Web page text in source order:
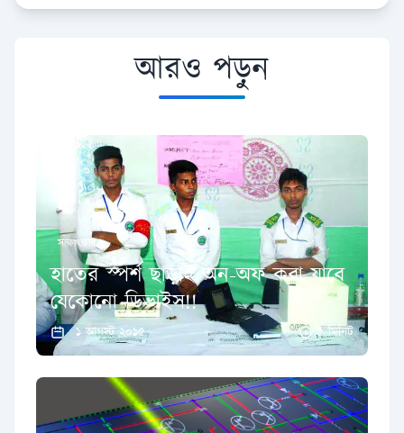
আরও পড়ুন
সাক্ষাৎকার
হাতের স্পর্শ ছাড়াই অন-অফ করা যাবে
যেকোনো ডিভাইস!!
১ আগস্ট ২০১৫ ৫ মিনিট